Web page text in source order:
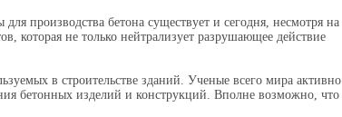
производства бетона существует и сегодня, несмотря на
которая не только нейтрализует разрушающее действие
в строительстве зданий. Ученые всего мира активно
бетонных изделий и конструкций. Вполне возможно, что